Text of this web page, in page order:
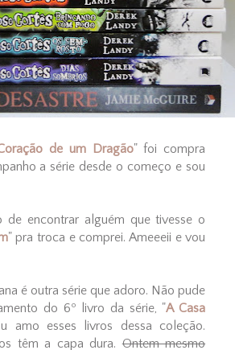
de um Dragão" foi compra
a série desde o começo e sou
de encontrar alguém que tivesse o
" pra troca e comprei. Ameeeii e vou
é outra série que adoro. Não pude
do 6º livro da série, "A Casa
amo esses livros dessa coleção.
têm a capa dura.Ontem mesmo